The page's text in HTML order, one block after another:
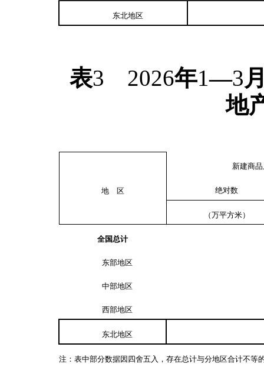
东北地区
表3 2026年1—3
地
地 区
新建商
绝对数
（万平方米）
全国总计
东部地区
中部地区
西部地区
东北地区
注：表中部分数据因四舍五入，存在总计与分地区合计不等